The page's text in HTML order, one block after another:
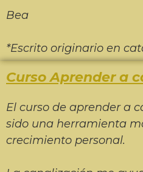
Bea
*Escrito originario en
Curso Aprender a
El curso de aprender a
sido una herramienta
crecimiento personal.